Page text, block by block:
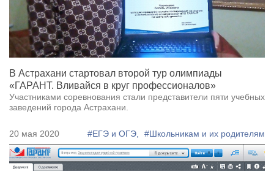
В Астрахани стартовал второй тур олимпиады
«ГАРАНТ. Вливайся в круг профессионалов»
Участниками соревнования стали представители пяти учебных
заведений города Астрахани.
20 мая 2020 #ЕГЭ и ОГЭ, #Школьникам и их родителям